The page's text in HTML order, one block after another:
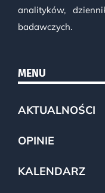
analityków,
badawczych.
MENU
AKTUALNOŚCI
OPINIE
KALENDARZ